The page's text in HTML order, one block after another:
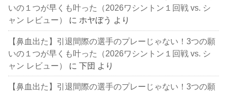
いの１つが早くも叶った（2026ワシントン１回戦 vs. シ
ャン レビュー）
に ホヤぼう より
【鼻血出た】引退間際の選手のプレーじゃない！3つの願
いの１つが早くも叶った（2026ワシントン１回戦 vs. シ
ャン レビュー）
に下団 より
【鼻血出た】引退間際の選手のプレーじゃない！3つの願